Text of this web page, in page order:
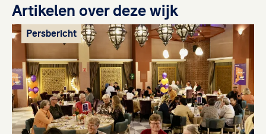
Artikelen over deze wijk
Persbericht